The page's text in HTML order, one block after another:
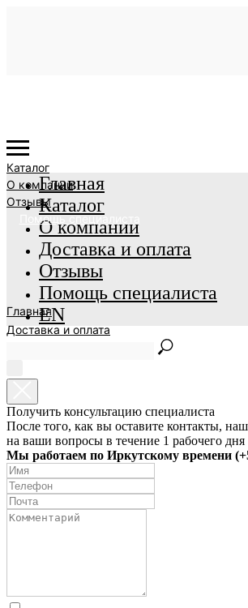
Каталог
О компании
Отзывы
Помощь специалиста
Главная
Доставка и оплата
Главная
Каталог
О компании
Доставка и оплата
Отзывы
Помощь специалиста
EN
Получить консультацию специалиста
После того, как вы оставите контакты,
на ваши вопросы в течение 1 рабочего дня
Мы работаем по Иркутскому времени